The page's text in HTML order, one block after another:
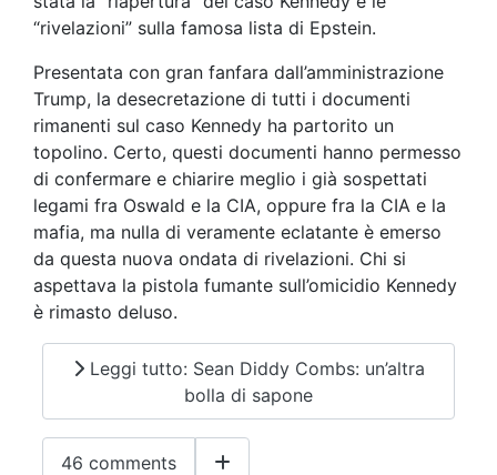
“rivelazioni” sulla famosa lista di Epstein.
Presentata con gran fanfara dall’amministrazione
Trump, la desecretazione di tutti i documenti
rimanenti sul caso Kennedy ha partorito un
topolino. Certo, questi documenti hanno permesso
di confermare e chiarire meglio i già sospettati
legami fra Oswald e la CIA, oppure fra la CIA e la
mafia, ma nulla di veramente eclatante è emerso
da questa nuova ondata di rivelazioni. Chi si
aspettava la pistola fumante sull’omicidio Kennedy
è rimasto deluso.
Leggi tutto: Sean Diddy Combs: un’altra
bolla di sapone
46 comments